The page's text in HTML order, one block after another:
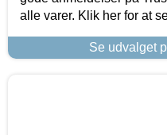
alle varer. Klik her for at
Se udvalget